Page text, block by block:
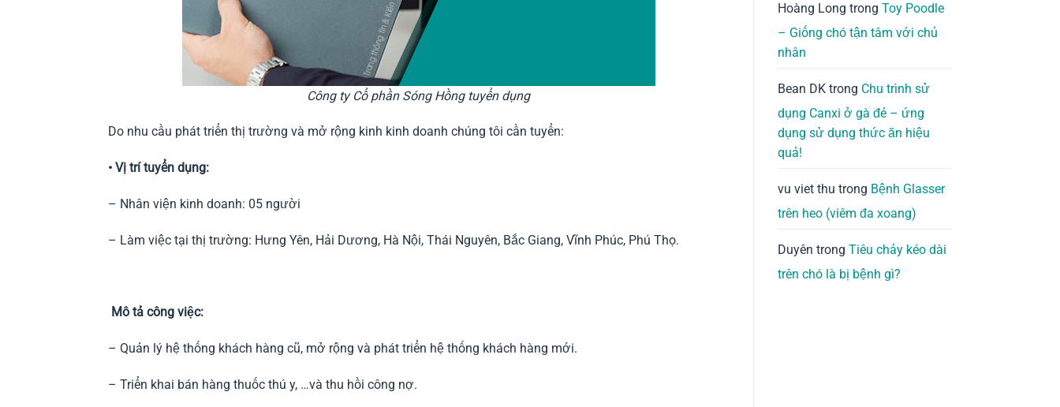
Công ty Cổ phần Sóng Hồng tuyển dụng
Do nhu cầu phát triển thị trường và mở rộng kinh kinh doanh chúng tôi cần tuyển:
• Vị trí tuyển dụng:
– Nhân viện kinh doanh: 05 người
– Làm việc tại thị trường: Hưng Yên, Hải Dương, Hà Nội, Thái Nguyên, Bắc Giang, Vĩnh Phúc, Phú Thọ.
Mô tả công việc:
– Quản lý hệ thống khách hàng cũ, mở rộng và phát triển hệ thống khách hàng mới.
– Triển khai bán hàng thuốc thú y, …và thu hồi công nợ.
Hoàng Long trong Toy Poodle
– Giống chó tận tâm với chủ
nhân
Bean DKtrong Chu trình sử
dụng Canxi ở gà đẻ – ứng
dụng sử dụng thức ăn hiệu
quả!
vu viet thu trong Bệnh Glasser
trên heo (viêm đa xoang)
Duyên trong Tiêu chảy kéo dài
trên chó là bị bệnh gì?